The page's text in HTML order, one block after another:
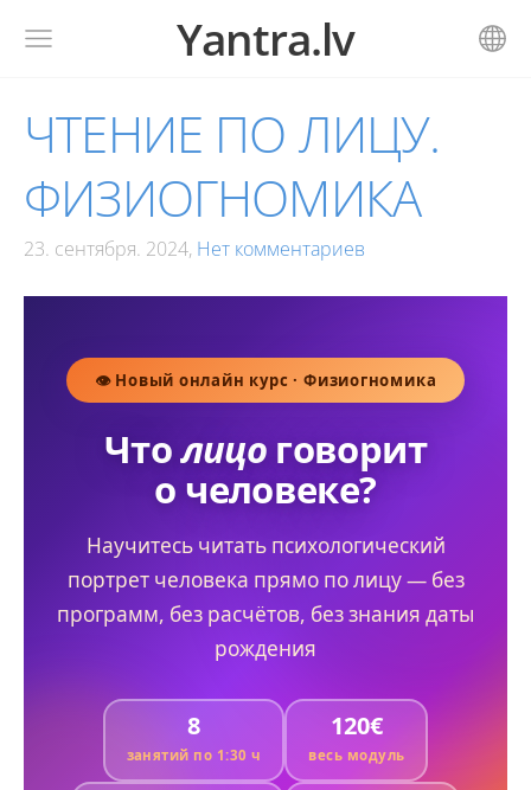
Yantra.lv
ЧТЕНИЕ ПО ЛИЦУ.
ФИЗИОГНОМИКА
23. сентября. 2024, Нет комментариев
👁 Новый онлайн курс · Физиогномика
Чтолицо говорит
о человеке?
Научитесь читать психологический
портрет человека прямо по лицу — без
программ, без расчётов, без знания даты
рождения
8
занятий по 1:30 ч
120€
весь модуль